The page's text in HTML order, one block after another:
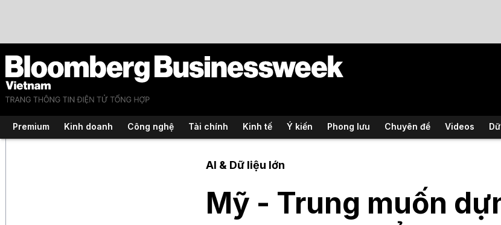
Premium Kinh doanh Công nghệ Tài chính Kinh tế Ý kiến Phong lưu Chuyên đề Videos
AI & Dữ liệu lớn
Mỹ - Trung muốn